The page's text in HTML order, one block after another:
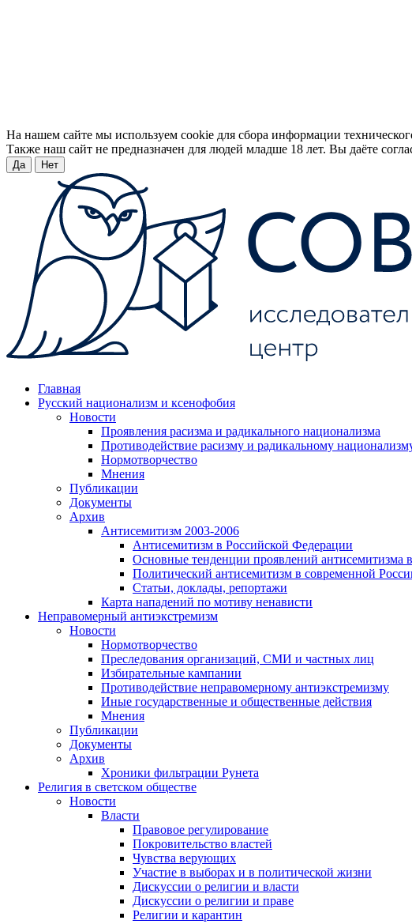
На нашем сайте мы используем cookie для сбора информации
Также наш сайт не предназначен для людей младше 18 лет. Вы даёте
Да Нет
Главная
Русский национализм и ксенофобия
Новости
Проявления расизма и радикального национализма
Противодействие расизму и радикальному
Нормотворчество
Мнения
Публикации
Документы
Архив
Антисемитизм 2003-2006
Антисемитизм в Российской Федерации
Основные тенденции проявлений антисемитизма
Политический антисемитизм в современной
Статьи, доклады, репортажи
Карта нападений по мотиву ненависти
Неправомерный антиэкстремизм
Новости
Нормотворчество
Преследования организаций, СМИ и частных лиц
Избирательные кампании
Противодействие неправомерному антиэкстремизму
Иные государственные и общественные действия
Мнения
Публикации
Документы
Архив
Хроники фильтрации Рунета
Религия в светском обществе
Новости
Власти
Правовое регулирование
Покровительство властей
Чувства верующих
Участие в выборах и в политической жизни
Дискуссии о религии и власти
Дискуссии о религии и праве
Религии и карантин